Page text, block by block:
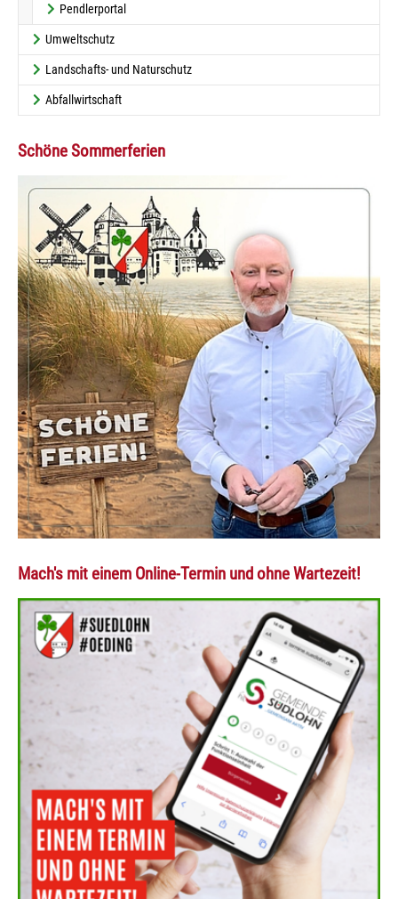
Pendlerportal
Umweltschutz
Landschafts- und Naturschutz
Abfallwirtschaft
Schöne Sommerferien
Mach's mit einem Online-Termin und ohne Wartezeit!